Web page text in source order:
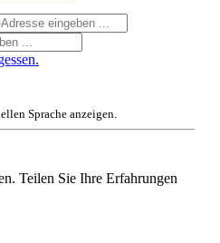
Sprache anzeigen.
Teilen Sie Ihre Erfahrungen